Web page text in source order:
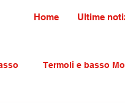
Home Ultime
Termoli e basso